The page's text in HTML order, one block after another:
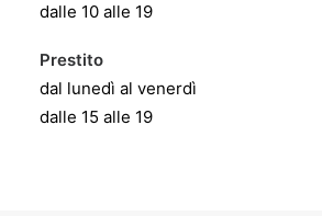
dalle 10 alle 19
Prestito
dal lunedì al venerdì
dalle 15 alle 19